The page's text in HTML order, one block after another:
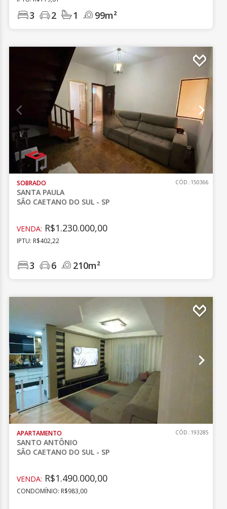
3 2 1 99m²
SOBRADO
SANTA PAULA
SÃO CAETANO DO SUL - SP
CÓD.:150366
VENDA: R$1.230.000,00
IPTU: R$402,22
3 6 210m²
APARTAMENTO
SANTO ANTÔNIO
SÃO CAETANO DO SUL - SP
CÓD.:193285
VENDA: R$1.490.000,00
CONDOMÍNIO: R$983,00